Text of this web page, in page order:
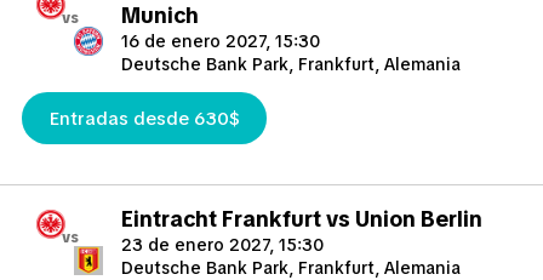
vs
Munich
16 de enero 2027, 15:30
Deutsche Bank Park, Frankfurt, Alemania
Entradas desde 630$
vs
Eintracht Frankfurt vs Union Berlin
23 de enero 2027, 15:30
Deutsche Bank Park, Frankfurt, Alemania